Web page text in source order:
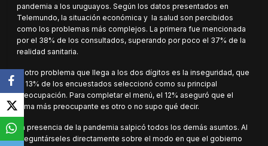
pandemia a los uruguayos. Según los datos presentados en
Telemundo, la situación económica y la salud son percibidos
como los problemas más complejos. La primera fue mencionada
por el 38% de los consultados, superando por poco el 37% de la
realidad sanitaria.
El otro problema que llega a los dos dígitos es la inseguridad, que
el 13% de los encuestados seleccionó como su principal
preocupación. Para completar el menú, el 12% aseguró que el
tema más preocupante es otro o no supo qué decir.
La presencia de la pandemia salpicó todos los demás asuntos. Al
preguntárseles directamente sobre el modo en que el gobierno